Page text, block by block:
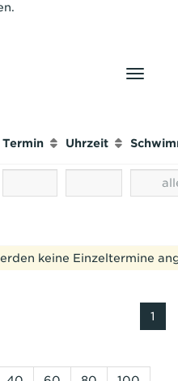
Termin Uhrzeit
keine Einzeltermine
1